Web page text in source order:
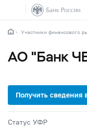
Участники финансового
АО "Банк
Статус УФР